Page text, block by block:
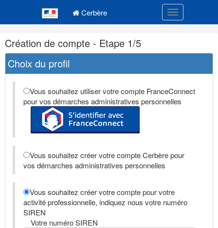
Cerbère Toggle
Navigation
et
outils
annexes
Création de compte - Etape 1/5
Choix du profil
Vous souhaitez utiliser votre compte FranceConnect
pour vos démarches administratives personnelles
Vous souhaitez créer votre compte Cerbère pour
vos démarches administratives personnelles
Vous souhaitez créer votre compte pour votre
activité professionnelle, indiquez nous votre numéro
SIREN
Votre numéro SIREN